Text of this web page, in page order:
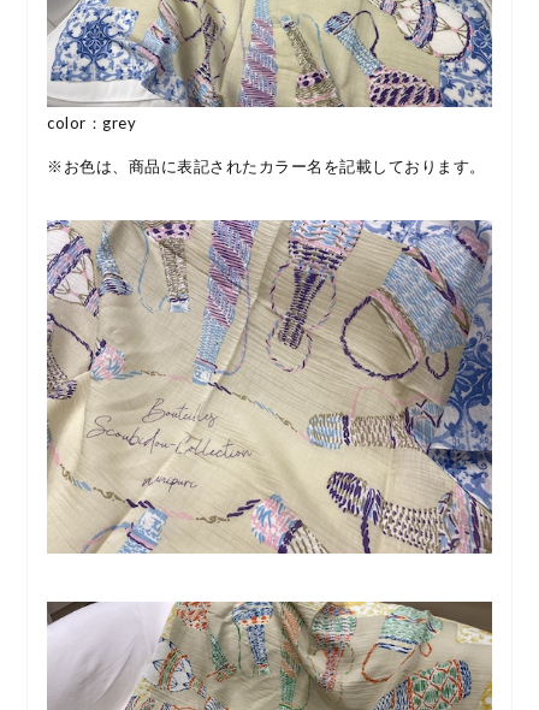
color：grey
※お色は、商品に表記されたカラー名を記載しております。